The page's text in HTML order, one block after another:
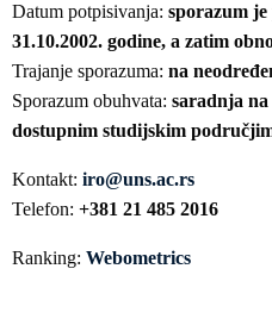
Datum potpisivanja: sporazum
31.10.2002. godine, a zatim
Trajanje sporazuma: na
Sporazum obuhvata: saradnja na
dostupnim studijskim
Kontakt: iro@uns.ac.rs
Telefon: +381 21 485 2016
Ranking: Webometrics